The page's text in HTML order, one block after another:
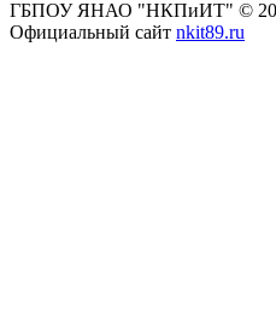
ГБПОУ ЯНАО "НКПиИТ" ©
Официальный сайт nkit89.ru